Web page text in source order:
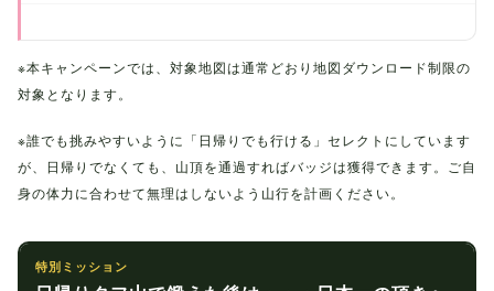
※本キャンペーンでは、対象地図は通常どおり地図ダウンロード制限の
対象となります。
※誰でも挑みやすいように「日帰りでも行ける」セレクトにしています
が、日帰りでなくても、山頂を通過すればバッジは獲得できます。ご自
身の体力に合わせて無理はしないよう山行を計画ください。
特別ミッション